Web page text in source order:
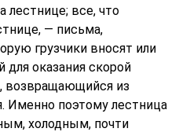
лестнице; все, что
— письма,
грузчики вносят или
оказания скорой
возвращающийся из
Именно поэтому лестница
холодным, почти